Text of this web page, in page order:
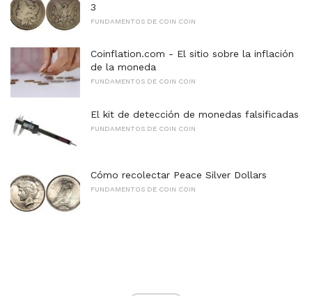
3
FUNDAMENTOS DE COIN COIN
Coinflation.com - El sitio sobre la inflación
de la moneda
FUNDAMENTOS DE COIN COIN
El kit de detección de monedas falsificadas
FUNDAMENTOS DE COIN COIN
Cómo recolectar Peace Silver Dollars
FUNDAMENTOS DE COIN COIN